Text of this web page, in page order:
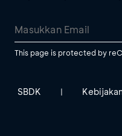
This page is protected by
SBDK |